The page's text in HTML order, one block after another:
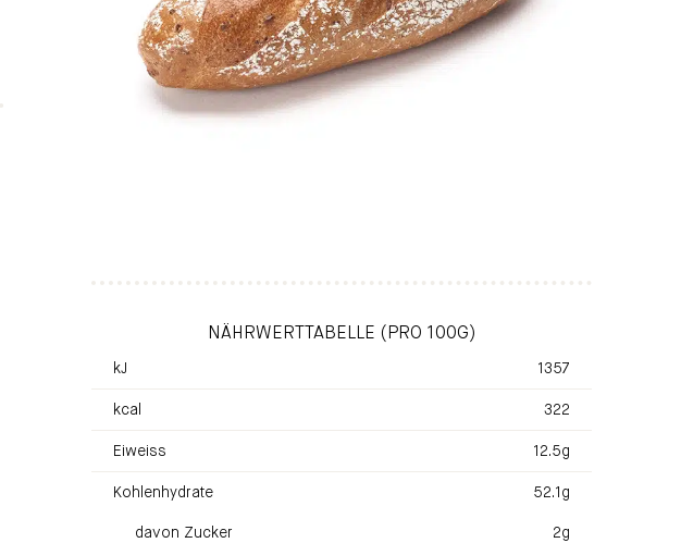
NÄHRWERTTABELLE (PRO 100G)
kJ 1357
kcal 322
Eiweiss 12.5g
Kohlenhydrate 52.1g
davon Zucker 2g